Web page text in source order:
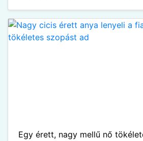
Egy érett, nagy mellű nő